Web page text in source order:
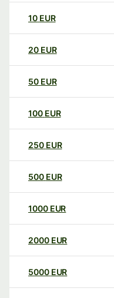
10 EUR
20 EUR
50 EUR
100 EUR
250 EUR
500 EUR
1000 EUR
2000 EUR
5000 EUR